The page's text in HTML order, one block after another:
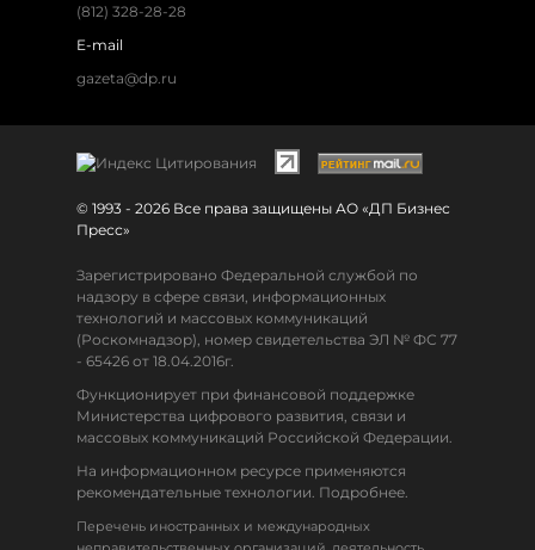
(812) 328-28-28
E-mail
gazeta@dp.ru
© 1993 - 2026 Все права защищены АО «ДП Бизнес
Пресс»
Зарегистрировано Федеральной службой по
надзору в сфере связи, информационных
технологий и массовых коммуникаций
(Роскомнадзор), номер свидетельства ЭЛ № ФС 77
- 65426 от 18.04.2016г.
Функционирует при финансовой поддержке
Министерства цифрового развития, связи и
массовых коммуникаций Российской Федерации.
На информационном ресурсе применяются
рекомендательные технологии. Подробнее.
Перечень иностранных и международных